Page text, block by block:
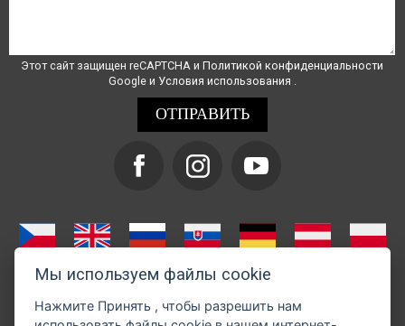
Этот сайт защищен reCAPTCHA и Политикой конфиденциальности
Google и Условия использования
Мы используем файлы cookie
Нажмите Принять , чтобы разрешить нам